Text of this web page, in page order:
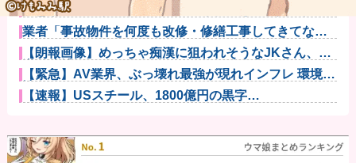
【悲報】麻辣湯、必死にステマされるも日本人男性か
ら見向きもさ...
業者「事故物件を何度も改修・修繕工事してきてなん
ともなかった...
【朗報画像】めっちゃ痴漢に狙われそうなJKさん、痴
漢を逮捕ｗ...
【緊急】AV業界、ぶっ壊れ最強が現れインフレ 環境崩
壊ｗｗｗ...
【速報】USスチール、1800億円の黒字